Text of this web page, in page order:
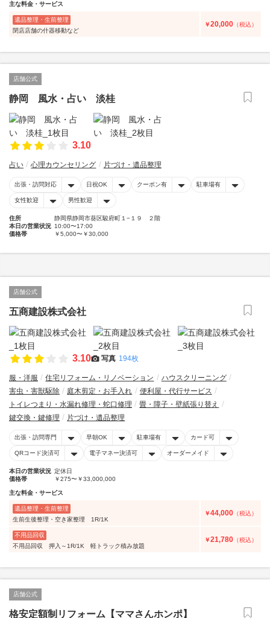
主な料金・サービス
遺品整理・生前整理
閉店店舗の什器移動など
￥20,000 （税込）
店舗公式
静岡 風水・占い 淡桂
3.10
占い 心理カウンセリング 片づけ・遺品整理
出張・訪問対応 日祝OK クーポン有 駐車場有
女性歓迎 男性歓迎
住所
静岡県静岡市葵区駿府町１−１９ ２階
本日の営業状況 10:00〜17:00
価格帯
￥5,000〜￥30,000
店舗公式
五商建設株式会社
3.10 写真 194枚
服・洋服 住宅リフォーム・リノベーション
ハウスクリーニング
害虫・害獣駆除
庭木剪定・お手入れ
便利屋・代行サービス
トイレつまり・水漏れ修理・蛇口修理
畳・障子・壁紙張り替え
鍵交換・鍵修理
片づけ・遺品整理
出張・訪問専門 早朝OK 駐車場有 カード可
QRコード決済可 電子マネー決済可 オーダーメイド
本日の営業状況 定休日
価格帯
￥275〜￥33,000,000
主な料金・サービス
遺品整理・生前整理
生前生後整理・空き家整理 1R/1K
￥44,000 （税込）
不用品回収
不用品回収 押入～1R/1K 軽トラック積み放題
￥21,780 （税込）
店舗公式
格安定額制リフォーム【ママさんホンポ】